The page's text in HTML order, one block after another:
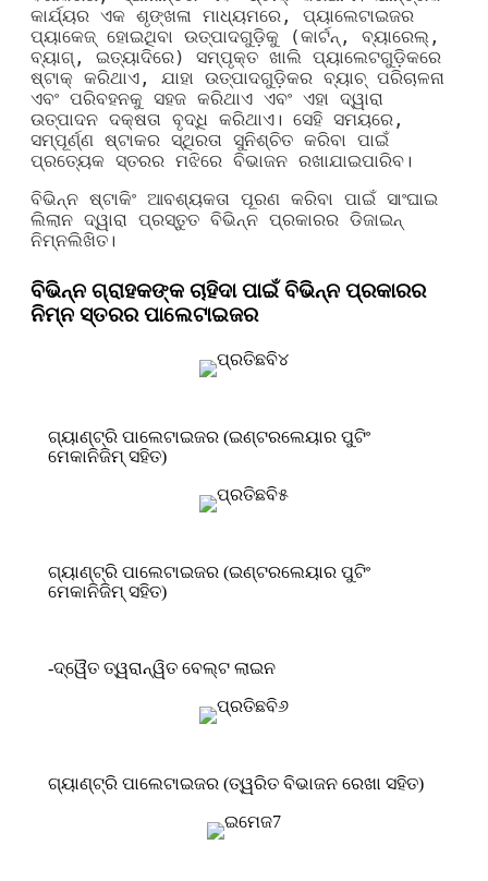
କାର୍ଯ୍ୟର ଏକ ଶୃଙ୍ଖଳା ମାଧ୍ୟମରେ, ପ୍ୟାଲେଟାଇଜର
ପ୍ୟାକେଜ୍ ହୋଇଥିବା ଉତ୍ପାଦଗୁଡ଼ିକୁ (କାର୍ଟନ୍, ବ୍ୟାରେଲ୍,
ବ୍ୟାଗ୍, ଇତ୍ୟାଦିରେ) ସମ୍ପୃକ୍ତ ଖାଲି ପ୍ୟାଲେଟଗୁଡ଼ିକରେ
ଷ୍ଟାକ୍ କରିଥାଏ, ଯାହା ଉତ୍ପାଦଗୁଡ଼ିକର ବ୍ୟାଚ୍ ପରିଚାଳନା
ଏବଂ ପରିବହନକୁ ସହଜ କରିଥାଏ ଏବଂ ଏହା ଦ୍ୱାରା
ଉତ୍ପାଦନ ଦକ୍ଷତା ବୃଦ୍ଧି କରିଥାଏ। ସେହି ସମୟରେ,
ସମ୍ପୂର୍ଣ୍ଣ ଷ୍ଟାକର ସ୍ଥିରତା ସୁନିଶ୍ଚିତ କରିବା ପାଇଁ
ପ୍ରତ୍ୟେକ ସ୍ତରର ମଝିରେ ବିଭାଜନ ରଖାଯାଇପାରିବ।
ବିଭିନ୍ନ ଷ୍ଟାକିଂ ଆବଶ୍ୟକତା ପୂରଣ କରିବା ପାଇଁ ସାଂଘାଇ
ଲିଲାନ ଦ୍ୱାରା ପ୍ରସ୍ତୁତ ବିଭିନ୍ନ ପ୍ରକାରର ଡିଜାଇନ୍
ନିମ୍ନଲିଖିତ।
ବିଭିନ୍ନ ଗ୍ରାହକଙ୍କ ଚାହିଦା ପାଇଁ ବିଭିନ୍ନ ପ୍ରକାରର
ନିମ୍ନ ସ୍ତରର ପାଲେଟାଇଜର
ଗ୍ୟାଣ୍ଟ୍ରି ପାଲେଟାଇଜର (ଇଣ୍ଟରଲେୟାର ପୁଟିଂ
ମେକାନିଜିମ୍ ସହିତ)
ଗ୍ୟାଣ୍ଟ୍ରି ପାଲେଟାଇଜର (ଇଣ୍ଟରଲେୟାର ପୁଟିଂ
ମେକାନିଜିମ୍ ସହିତ)
-ଦ୍ୱୈତ ତ୍ୱରାନ୍ୱିତ ବେଲ୍ଟ ଲାଇନ
ଗ୍ୟାଣ୍ଟ୍ରି ପାଲେଟାଇଜର (ତ୍ୱରିତ ବିଭାଜନ ରେଖା ସହିତ)